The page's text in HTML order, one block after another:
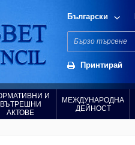
Български
Принтирай
И
ВЪТРЕШНИ
АКТОВЕ
МЕЖДУНАРОДНА
ДЕЙНОСТ